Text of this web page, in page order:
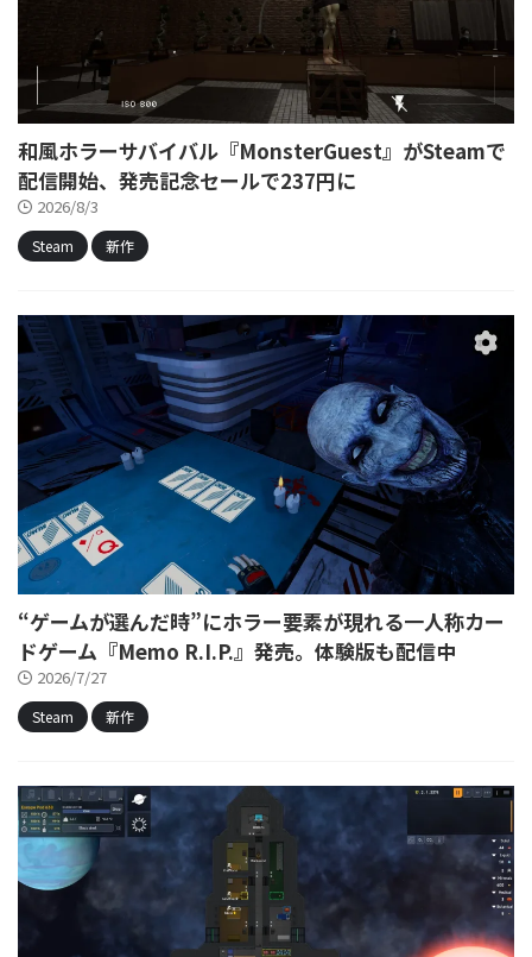
和風ホラーサバイバル『MonsterGuest』がSteamで
配信開始、発売記念セールで237円に
2026/8/3
Steam 新作
“ゲームが選んだ時”にホラー要素が現れる一人称カー
ドゲーム『Memo R.I.P.』発売。体験版も配信中
2026/7/27
Steam 新作